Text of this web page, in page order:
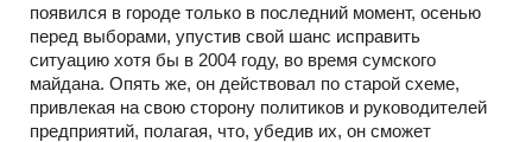
появился в городе только в последний момент, осенью
перед выборами, упустив свой шанс исправить
ситуацию хотя бы в 2004 году, во время сумского
майдана. Опять же, он действовал по старой схеме,
привлекая на свою сторону политиков и руководителей
предприятий, полагая, что, убедив их, он сможет